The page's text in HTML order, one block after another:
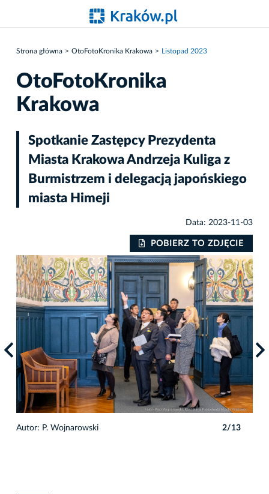
Strona główna OtoFotoKronika Krakowa Listopad 2023
OtoFotoKronika
Krakowa
Spotkanie Zastępcy Prezydenta
Miasta Krakowa Andrzeja Kuliga z
Burmistrzem i delegacją japońskiego
miasta Himeji
Data: 2023-11-03
POBIERZ TO ZDJĘCIE
Autor: P. Wojnarowski 2/13